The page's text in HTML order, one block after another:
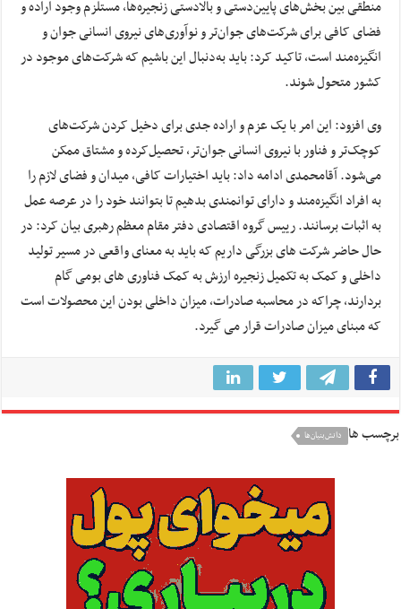
منطقی بین بخش‌های پایین‌دستی و بالادستی زنجیره‌ها، مستلزم وجود اراده و
فضای کافی برای شرکت‌های جوان‌تر و نوآوری‌های نیروی انسانی جوان و
انگیزه‌مند است، تاکید کرد: باید به‌دنبال این باشیم که شرکت‌های موجود در
کشور متحول شوند.
وی افزود: این امر با یک عزم و اراده جدی برای دخیل کردن شرکت‌های
کوچک‌تر و فناور با نیروی انسانی جوان‌تر، تحصیل‌کرده و مشتاق ممکن
می‌شود. آقامحمدی ادامه داد: باید اختیارات کافی، میدان و فضای لازم را
به افراد انگیزه‌مند و دارای توانمندی بدهیم تا بتوانند خود را در عرصه عمل
به اثبات برسانند. رییس گروه اقتصادی دفتر مقام معظم رهبری بیان کرد: در
حال حاضر شرکت های بزرگی داریم که باید به معنای واقعی در مسیر تولید
داخلی و کمک به تکمیل زنجیره ارزش به کمک فناوری های بومی گام
بردارند، چراکه در محاسبه صادرات، میزان داخلی بودن این محصولات است
که مبنای میزان صادرات قرار می گیرد.
برچسب ها دانش‌بنیان‌ها